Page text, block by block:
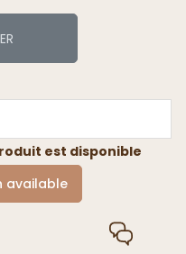
est disponible
available